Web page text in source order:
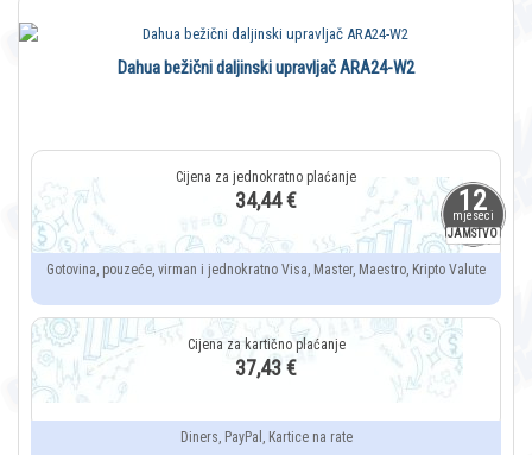
12
mjeseci
JAMSTVO
Dahua bežični daljinski upravljač ARA24-W2
34,44 €
Gotovina, pouzeće, virman i jednokratno Visa, Master, Maestro, Kripto Valute
37,43 €
Diners, PayPal, Kartice na rate